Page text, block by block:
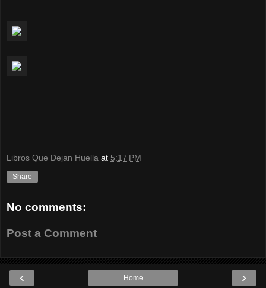
Libros Que Dejan Huella at 5:17 PM
Share
No comments:
Post a Comment
‹ ›
Home